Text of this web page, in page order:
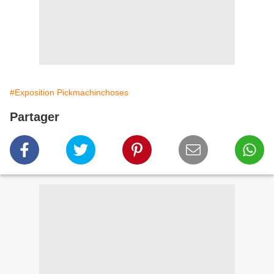
#Exposition Pickmachinchoses
Partager